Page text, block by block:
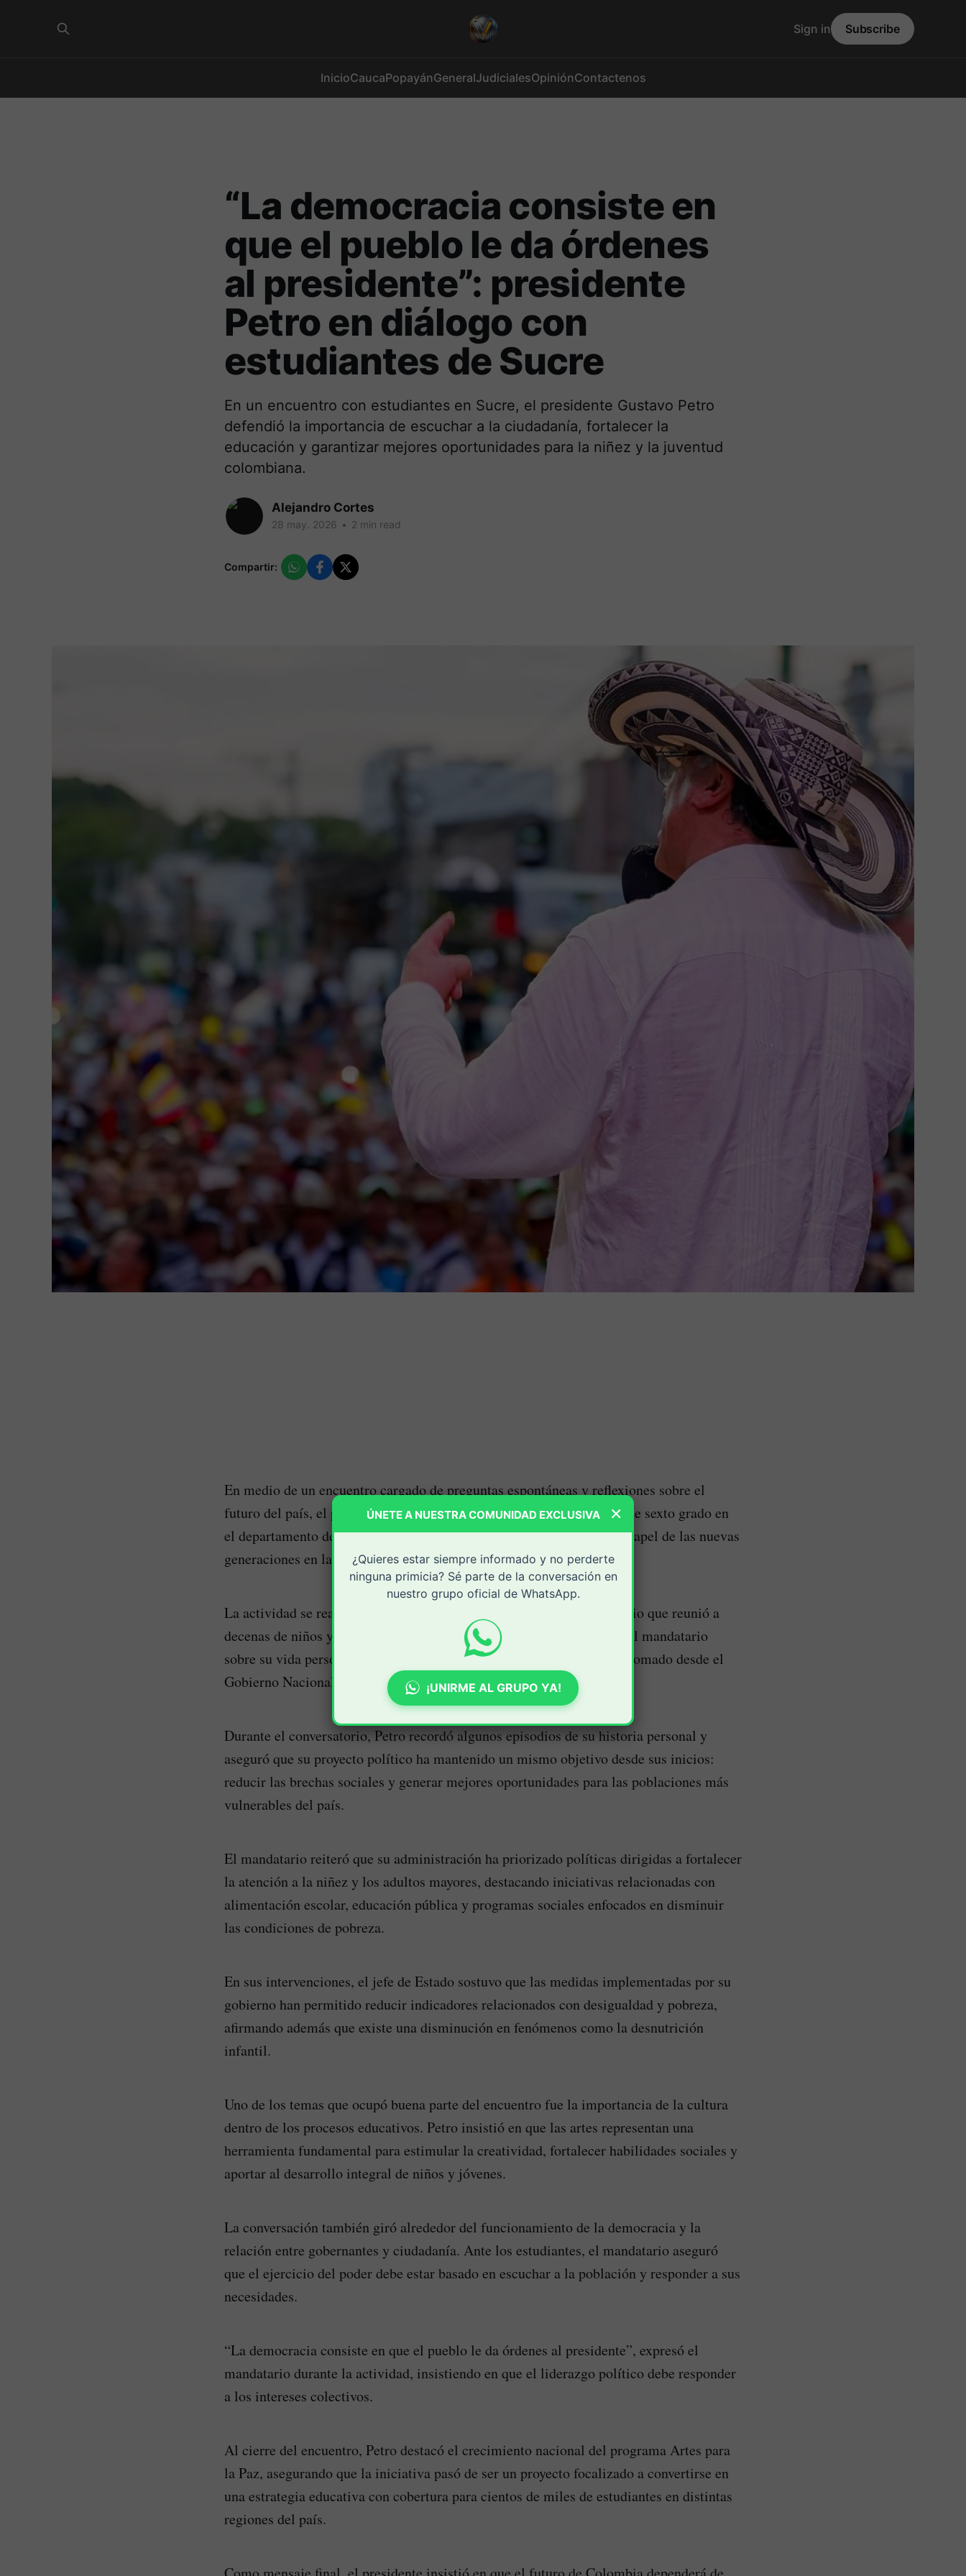
InicioCaucaPopayánGeneralJudicialesOpiniónContactenos
Sign in Subscribe
“La democracia consiste en
que el pueblo le da órdenes
al presidente”: presidente
Petro en diálogo con
estudiantes de Sucre
En un encuentro con estudiantes en Sucre, el presidente Gustavo Petro
defendió la importancia de escuchar a la ciudadanía, fortalecer la
educación y garantizar mejores oportunidades para la niñez y la juventud
colombiana.
Alejandro Cortes
28 may. 2026 • 2 min read
Compartir:
En medio de un encuentro cargado de preguntas espontáneas y reflexiones sobre el
futuro del país, el presidente Gustavo Petro conversó con estudiantes de sexto grado en
el departamento de Sucre sobre educación, pobreza, democracia y el papel de las nuevas
generaciones en la transformación social.
La actividad se realizó dentro del programa Artes para la Paz, escenario que reunió a
decenas de niños y niñas que aprovecharon el espacio para preguntar al mandatario
sobre su vida personal, su trayectoria política y las decisiones que ha tomado desde el
Gobierno Nacional.
Durante el conversatorio, Petro recordó algunos episodios de su historia personal y
aseguró que su proyecto político ha mantenido un mismo objetivo desde sus inicios:
reducir las brechas sociales y generar mejores oportunidades para las poblaciones más
vulnerables del país.
El mandatario reiteró que su administración ha priorizado políticas dirigidas a fortalecer
la atención a la niñez y los adultos mayores, destacando iniciativas relacionadas con
alimentación escolar, educación pública y programas sociales enfocados en disminuir
las condiciones de pobreza.
En sus intervenciones, el jefe de Estado sostuvo que las medidas implementadas por su
gobierno han permitido reducir indicadores relacionados con desigualdad y pobreza,
afirmando además que existe una disminución en fenómenos como la desnutrición
infantil.
Uno de los temas que ocupó buena parte del encuentro fue la importancia de la cultura
dentro de los procesos educativos. Petro insistió en que las artes representan una
herramienta fundamental para estimular la creatividad, fortalecer habilidades sociales y
aportar al desarrollo integral de niños y jóvenes.
La conversación también giró alrededor del funcionamiento de la democracia y la
relación entre gobernantes y ciudadanía. Ante los estudiantes, el mandatario aseguró
que el ejercicio del poder debe estar basado en escuchar a la población y responder a sus
necesidades.
“La democracia consiste en que el pueblo le da órdenes al presidente”, expresó el
mandatario durante la actividad, insistiendo en que el liderazgo político debe responder
a los intereses colectivos.
Al cierre del encuentro, Petro destacó el crecimiento nacional del programa Artes para
la Paz, asegurando que la iniciativa pasó de ser un proyecto focalizado a convertirse en
una estrategia educativa con cobertura para cientos de miles de estudiantes en distintas
regiones del país.
×
ÚNETE A NUESTRA COMUNIDAD EXCLUSIVA
¿Quieres estar siempre informado y no perderte
ninguna primicia? Sé parte de la conversación en
nuestro grupo oficial de WhatsApp.
¡UNIRME AL GRUPO YA!